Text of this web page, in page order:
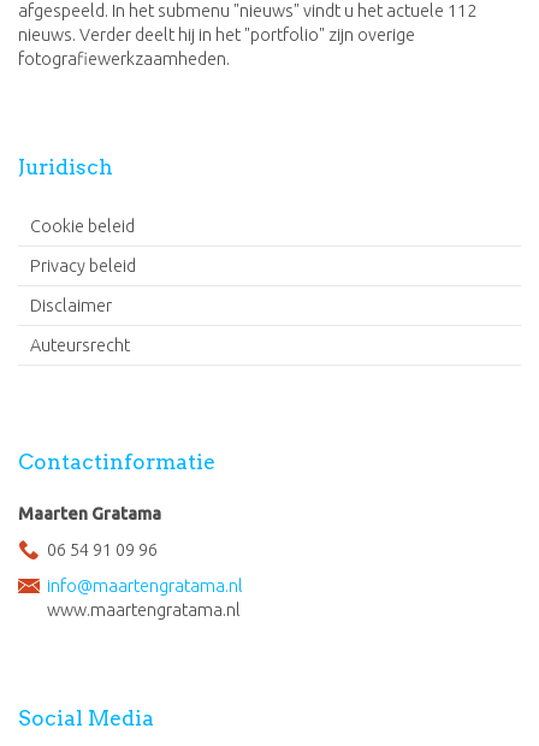
afgespeeld. In het submenu "nieuws" vindt u het actuele 112
nieuws. Verder deelt hij in het "portfolio" zijn overige
fotografiewerkzaamheden.
Juridisch
Cookie beleid
Privacy beleid
Disclaimer
Auteursrecht
Contactinformatie
Maarten Gratama
06 54 91 09 96
info@maartengratama.nl
www.maartengratama.nl
Social Media